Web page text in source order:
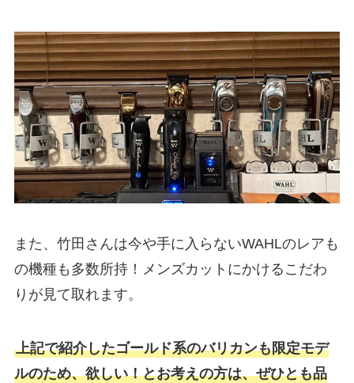
また、竹田さんは今や手に入らないWAHLのレアも
の機種も多数所持！メンズカットにかけるこだわ
りが見て取れます。
上記で紹介したゴールド系のバリカンも限定モデ
ルのため、欲しい！とお考えの方は、ぜひとも品